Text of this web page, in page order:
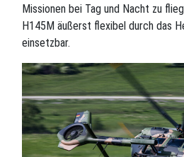
Missionen bei Tag und Nacht zu
H145M äußerst flexibel durch das
einsetzbar.